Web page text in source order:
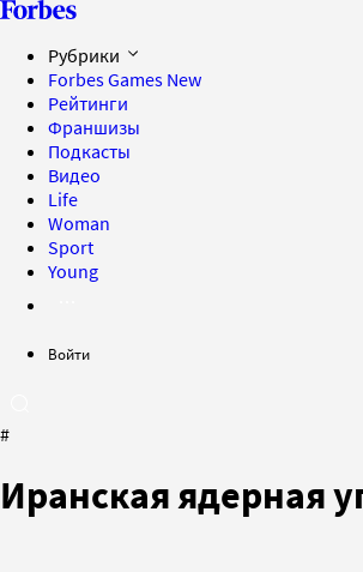
Рубрики
Forbes Games New
Рейтинги
Франшизы
Подкасты
Видео
Life
Woman
Sport
Young
Войти
#
Иранская ядерная